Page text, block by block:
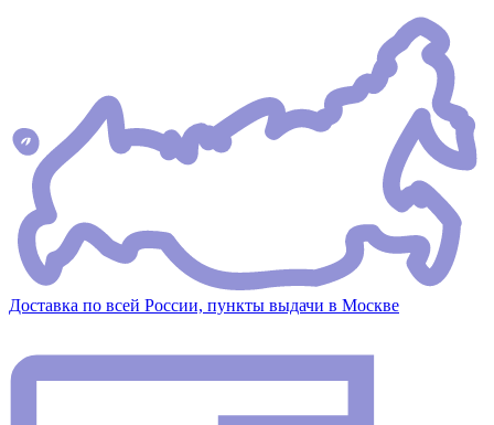
Доставка по всей России, пункты выдачи в Москве